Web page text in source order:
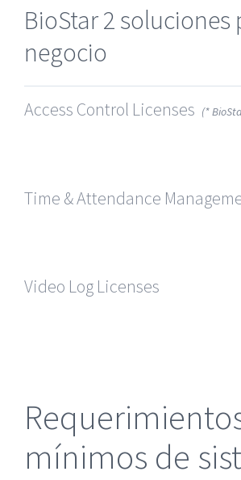
BioStar 2 soluciones
negocio
Access Control Licenses (*
Time & Attendance
Video Log Licenses
mínimos de